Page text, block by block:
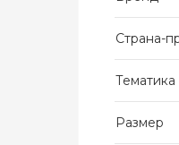
Страна-
Тематика
Размер